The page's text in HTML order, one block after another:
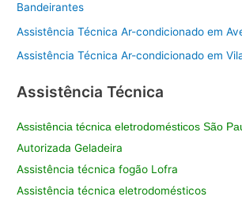
Bandeirantes
Assistência Técnica Ar-condicionado em
Assistência Técnica Ar-condicionado em
Assistência Técnica
Assistência técnica eletrodomésticos São
Autorizada Geladeira
Assistência técnica fogão Lofra
Assistência técnica eletrodomésticos